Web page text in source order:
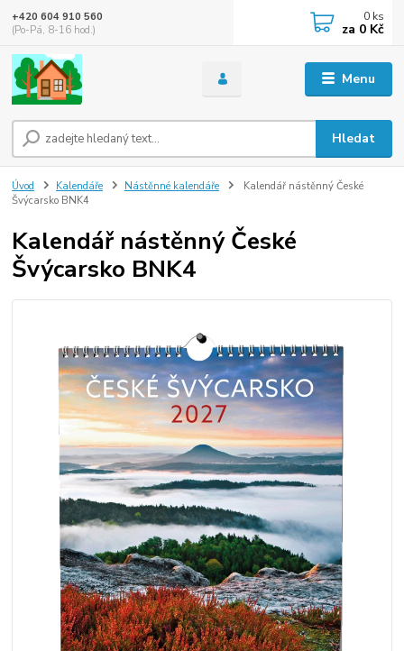
Menu
Hledat
+420 604 910 560
(Po-Pá, 8-16 hod.)
0 ks
za 0 Kč
Úvod Kalendáře Nástěnné kalendáře
Kalendář nástěnný České
Švýcarsko BNK4
Kalendář nástěnný České
Švýcarsko BNK4